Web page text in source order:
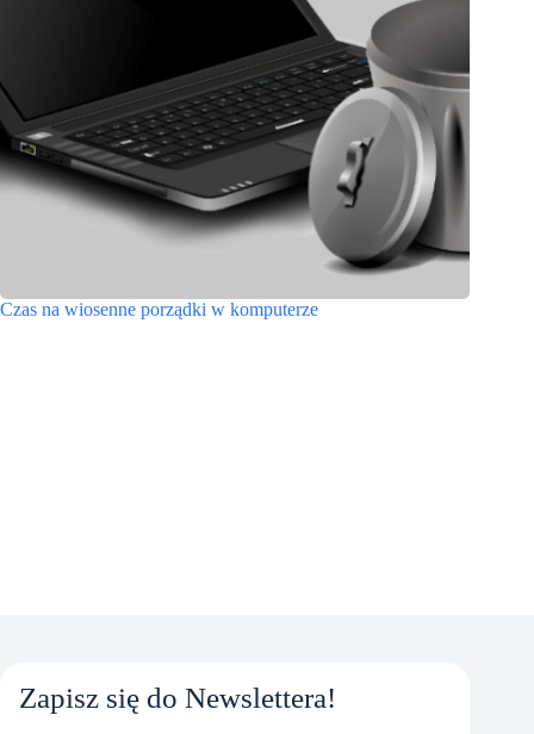
Czas na wiosenne porządki w komputerze
Zapisz się do Newslettera!